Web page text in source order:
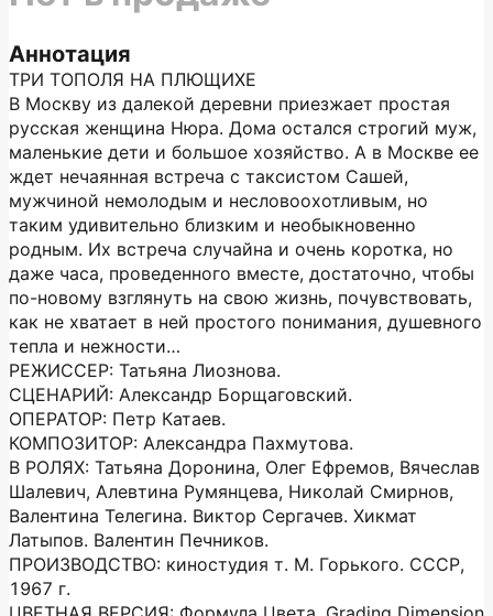
Аннотация
ТРИ ТОПОЛЯ НА ПЛЮЩИХЕ
В Москву из далекой деревни приезжает простая
русская женщина Нюра. Дома остался строгий муж,
маленькие дети и большое хозяйство. А в Москве ее
ждет нечаянная встреча с таксистом Сашей,
мужчиной немолодым и несловоохотливым, но
таким удивительно близким и необыкновенно
родным. Их встреча случайна и очень коротка, но
даже часа, проведенного вместе, достаточно, чтобы
по-новому взглянуть на свою жизнь, почувствовать,
как не хватает в ней простого понимания, душевного
тепла и нежности…
РЕЖИССЕР: Татьяна Лиознова.
СЦЕНАРИЙ: Александр Борщаговский.
ОПЕРАТОР: Петр Катаев.
КОМПОЗИТОР: Александра Пахмутова.
В РОЛЯХ: Татьяна Доронина, Олег Ефремов, Вячеслав
Шалевич, Алевтина Румянцева, Николай Смирнов,
Валентина Телегина. Виктор Сергачев. Хикмат
Латыпов. Валентин Печников.
ПРОИЗВОДСТВО: киностудия т. М. Горького. СССР,
1967 г.